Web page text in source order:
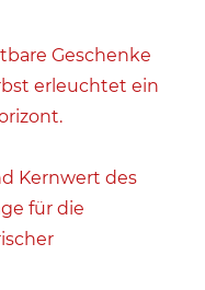
Geschenke
erleuchtet ein
Kernwert des
für die